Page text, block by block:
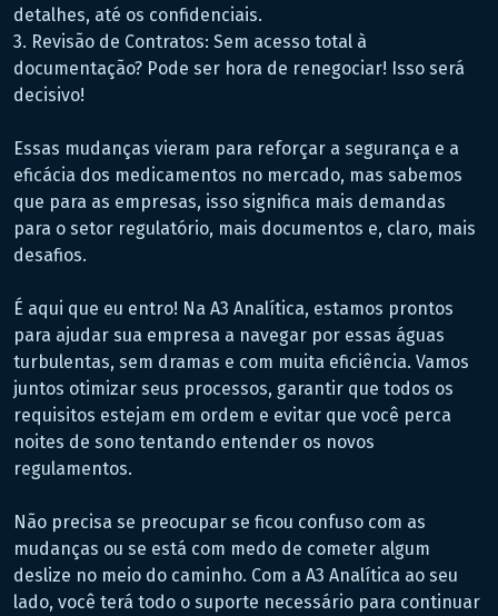
detalhes, até os confidenciais.
3. Revisão de Contratos: Sem acesso total à
documentação? Pode ser hora de renegociar! Isso será
decisivo!
Essas mudanças vieram para reforçar a segurança e a
eficácia dos medicamentos no mercado, mas sabemos
que para as empresas, isso significa mais demandas
para o setor regulatório, mais documentos e, claro, mais
desafios.
É aqui que eu entro! Na A3 Analítica, estamos prontos
para ajudar sua empresa a navegar por essas águas
turbulentas, sem dramas e com muita eficiência. Vamos
juntos otimizar seus processos, garantir que todos os
requisitos estejam em ordem e evitar que você perca
noites de sono tentando entender os novos
regulamentos.
Não precisa se preocupar se ficou confuso com as
mudanças ou se está com medo de cometer algum
deslize no meio do caminho. Com a A3 Analítica ao seu
lado, você terá todo o suporte necessário para continuar